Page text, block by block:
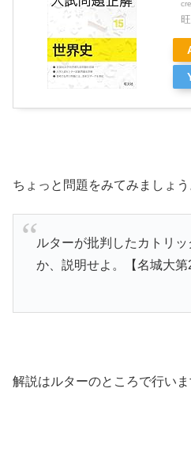
ちょっと問題をみてみましょう
ルターが批判したカトリ
か、説明せよ。【名城大第
解説はルターのところで行いま